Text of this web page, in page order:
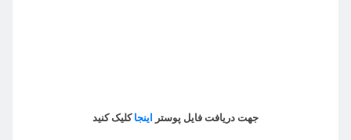
جهت دریافت فایل پوستر اینجا کلیک کنید